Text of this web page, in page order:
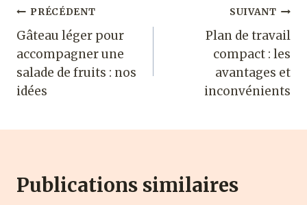
Navigation
de
l’article
PRÉCÉDENT
Gâteau léger pour
accompagner une
salade de fruits : nos
idées
SUIVANT
Plan de travail
compact : les
avantages et
inconvénient​s
Publications similaires